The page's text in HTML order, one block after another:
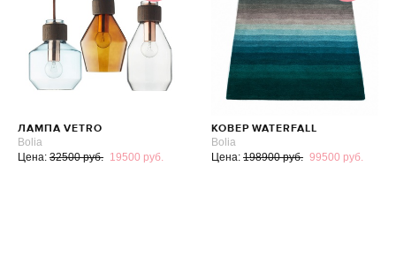
ЛАМПА VETRO
Bolia
Цена: 32500 руб. 19500 руб.
КОВЕР WATERFALL
Bolia
Цена: 198900 руб. 99500 руб.